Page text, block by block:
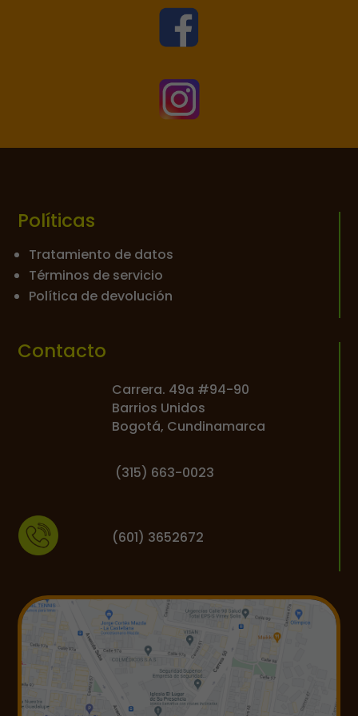


Políticas
Tratamiento de datos
Términos de servicio
Política de devolución
Contacto
Carrera. 49a #94-90
Barrios Unidos
Bogotá, Cundinamarca
(315) 663-0023
(601) 3652672